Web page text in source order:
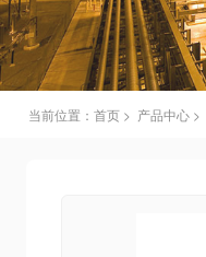
当前位置： 首页> 产品中心>